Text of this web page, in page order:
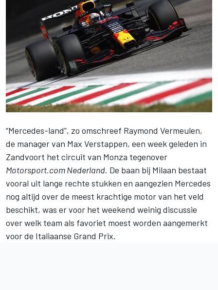
“Mercedes-land”, zo omschreef Raymond Vermeulen,
de manager van Max Verstappen, een week geleden in
Zandvoort het circuit van Monza tegenover
Motorsport.com Nederland. De baan bij Milaan bestaat
vooral uit lange rechte stukken en aangezien Mercedes
nog altijd over de meest krachtige motor van het veld
beschikt, was er voor het weekend weinig discussie
over welk team als favoriet moest worden aangemerkt
voor de Italiaanse Grand Prix.